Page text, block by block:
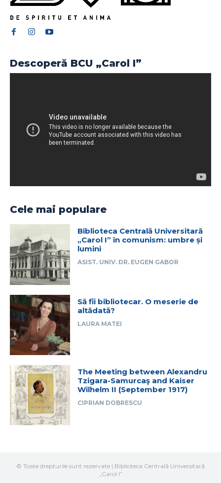
Descoperă BCU „Carol I”
Cele mai populare
Biblioteca Centrală Universitară
„Carol I” în comunism: umbre și
lumini
ASIST. UNIV. DR. EUGEN GABOR
Să fii bibliotecar. O meserie de
altădată?
LAURA MATEI
The Meeting between Alexandru
Tzigara-Samurcaş and Kaiser
Wilhelm II (September 1917)
CIPRIAN DOBRESCU
© Toate drepturile sunt rezervate | Biblioteca Centrală Universitară
„Carol I”